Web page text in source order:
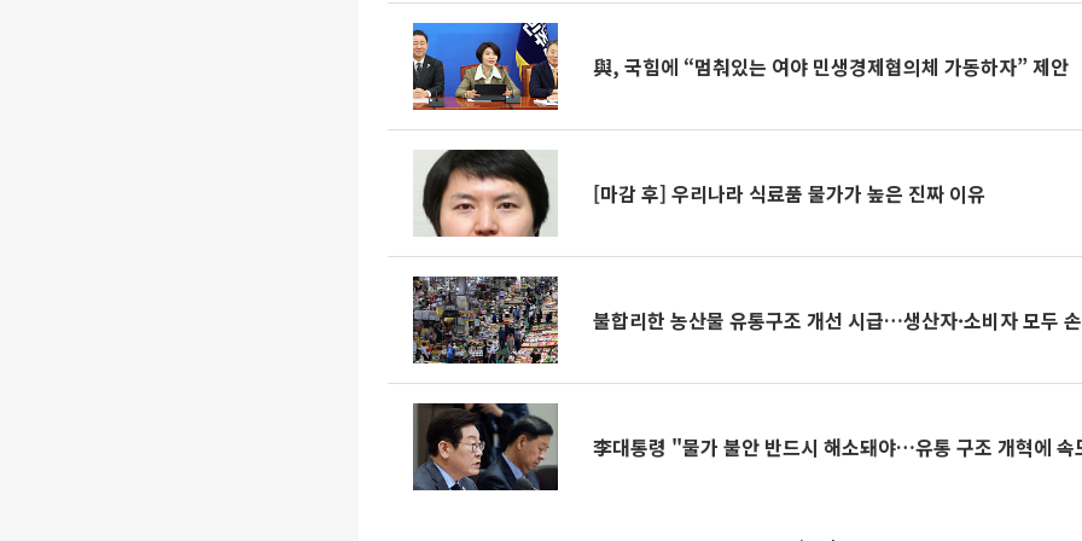
與, 국힘에 “멈춰있는 여야 민생경제협의체 가동하자” 제안
[마감 후] 우리나라 식료품 물가가 높은 진짜 이유
불합리한 농산물 유통구조 개선 시급…생산자·소비자 모두
李대통령 "물가 불안 반드시 해소돼야…유통 구조 개혁에